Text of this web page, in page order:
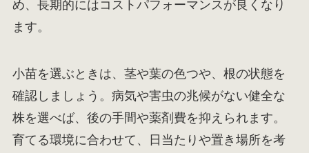
め、長期的にはコストパフォーマンスが良くなり
ます。
小苗を選ぶときは、茎や葉の色つや、根の状態を
確認しましょう。病気や害虫の兆候がない健全な
株を選べば、後の手間や薬剤費を抑えられます。
育てる環境に合わせて、日当たりや置き場所を考